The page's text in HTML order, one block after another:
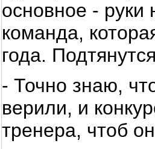
основное - руки
команда,
года.
- Точно знаю,
верили, и
тренера, чтоб